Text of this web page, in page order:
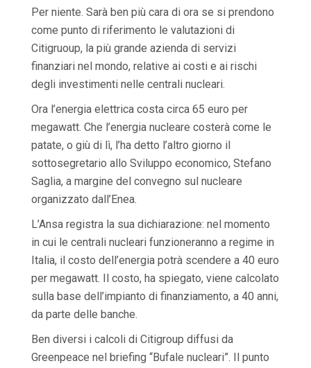
Per niente. Sarà ben più cara di ora se si prendono
come punto di riferimento le valutazioni di
Citigruoup, la più grande azienda di servizi
finanziari nel mondo, relative ai costi e ai rischi
degli investimenti nelle centrali nucleari.
Ora l’energia elettrica costa circa 65 euro per
megawatt. Che l’energia nucleare costerà come le
patate, o giù di lì, l’ha detto l’altro giorno il
sottosegretario allo Sviluppo economico, Stefano
Saglia, a margine del convegno sul nucleare
organizzato dall’Enea.
L’Ansa registra la sua dichiarazione: nel momento
in cui le centrali nucleari funzioneranno a regime in
Italia, il costo dell’energia potrà scendere a 40 euro
per megawatt. Il costo, ha spiegato, viene calcolato
sulla base dell’impianto di finanziamento, a 40 anni,
da parte delle banche.
Ben diversi i calcoli di Citigroup diffusi da
Greenpeace nel briefing “Bufale nucleari”. Il punto